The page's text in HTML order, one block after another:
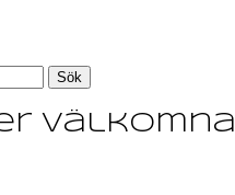
välkomna